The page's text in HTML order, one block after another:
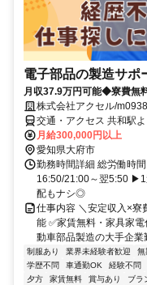
電子部品の製造サポ
月収37.9万円可能◆寮費無
株式会社アクセル/m0938
交通・アクセス 共和駅
「共和IC」降りてすぐ
月給300,000円以上
愛知県大府市
勤務時間詳細 総労働時
16:50/21:00～翌5:50 ▶1
配もナシ◎
仕事内容 ＼安定収入×寮
能 ✅家賃無料・家具家
動車部品製造の大手企業
制服あり 業界未経験者歓迎 無
学歴不問
車通勤OK 経験不問
夕方
家賃無料 賞与あり ブラ